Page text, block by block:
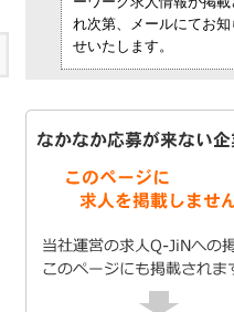
れ次第、メールにてお知
せいたします。